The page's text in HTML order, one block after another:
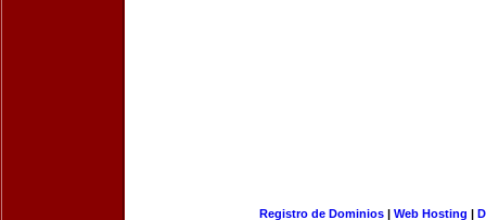
Registro de Dominios| Web Hosting |